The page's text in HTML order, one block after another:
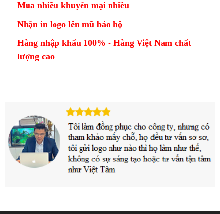
Mua nhiều khuyến mại nhiều
Nhận in logo lên mũ bảo hộ
Hàng nhập khẩu 100% - Hàng Việt Nam chất
lượng cao